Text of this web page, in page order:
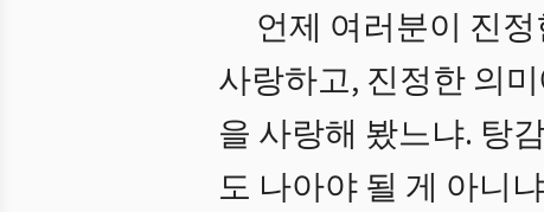
언제 여러분이 진
사랑하고, 진정한 의
을 사랑해 봤느냐. 탕
도 나아야 될 게 아니